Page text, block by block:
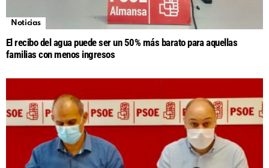
Noticias
El recibo del agua puede ser un 50% más barato para aquellas
familias con menos ingresos